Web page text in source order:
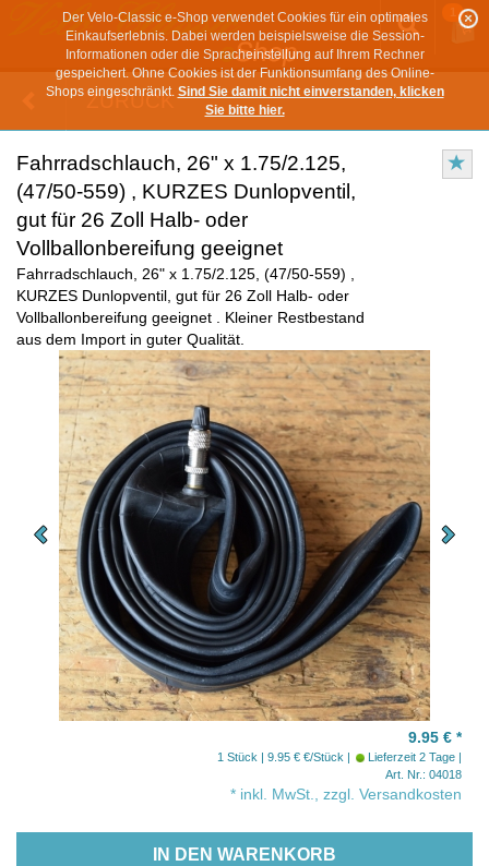
Der Velo-Classic e-Shop verwendet Cookies für ein optimales
Einkaufserlebnis. Dabei werden beispielsweise die Session-
Informationen oder die Spracheinstellung auf Ihrem Rechner
gespeichert. Ohne Cookies ist der Funktionsumfang des Online-
Shops eingeschränkt. Sind Sie damit nicht einverstanden, klicken
Sie bitte hier.
1
ZURÜCK
Fahrradschlauch, 26" x 1.75/2.125,
(47/50-559) , KURZES Dunlopventil,
gut für 26 Zoll Halb- oder
Vollballonbereifung geeignet
Fahrradschlauch, 26" x 1.75/2.125, (47/50-559) ,
KURZES Dunlopventil, gut für 26 Zoll Halb- oder
Vollballonbereifung geeignet . Kleiner Restbestand
aus dem Import in guter Qualität.
9.95 € *
1 Stück | 9.95 € €/Stück
Lieferzeit 2 Tage
Art. Nr.: 04018
* inkl. MwSt., zzgl. Versandkosten
IN DEN WARENKORB